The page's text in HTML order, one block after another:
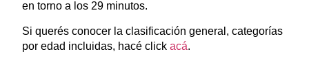
en torno a los 29 minutos.
Si querés conocer la clasificación general, categorías
por edad incluidas, hacé click acá.